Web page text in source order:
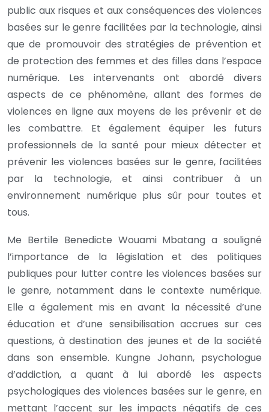
public aux risques et aux conséquences des violences
basées sur le genre facilitées par la technologie, ainsi
que de promouvoir des stratégies de prévention et
de protection des femmes et des filles dans l’espace
numérique. Les intervenants ont abordé divers
aspects de ce phénomène, allant des formes de
violences en ligne aux moyens de les prévenir et de
les combattre. Et également équiper les futurs
professionnels de la santé pour mieux détecter et
prévenir les violences basées sur le genre, facilitées
par la technologie, et ainsi contribuer à un
environnement numérique plus sûr pour toutes et
tous.
Me Bertile Benedicte Wouami Mbatang a souligné
l’importance de la législation et des politiques
publiques pour lutter contre les violences basées sur
le genre, notamment dans le contexte numérique.
Elle a également mis en avant la nécessité d’une
éducation et d’une sensibilisation accrues sur ces
questions, à destination des jeunes et de la société
dans son ensemble. Kungne Johann, psychologue
d’addiction, a quant à lui abordé les aspects
psychologiques des violences basées sur le genre, en
mettant l’accent sur les impacts négatifs de ces